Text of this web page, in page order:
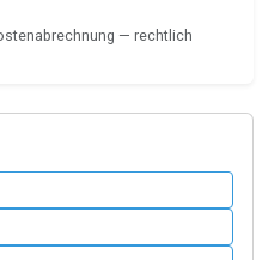
— rechtlich